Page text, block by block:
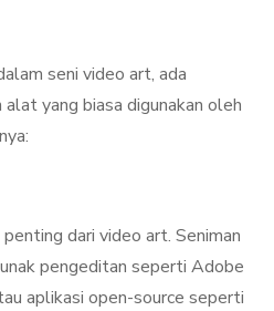
seni video art, ada
yang biasa digunakan oleh
dari video art. Seniman
pengeditan seperti Adobe
aplikasi open-source seperti